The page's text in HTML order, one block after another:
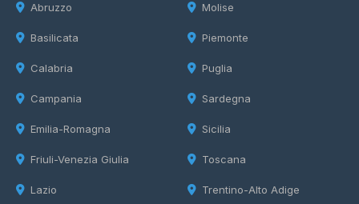
Abruzzo
Basilicata
Calabria
Campania
Emilia-Romagna
Friuli-Venezia Giulia
Lazio
Molise
Piemonte
Puglia
Sardegna
Sicilia
Toscana
Trentino-Alto Adige